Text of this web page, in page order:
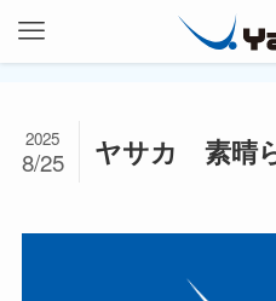
ヤサカ 素晴
2025
8/25